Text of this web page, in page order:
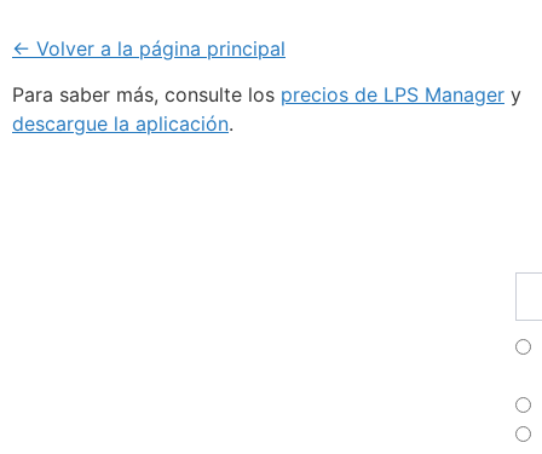
← Volver a la página principal
Para saber más, consulte los precios de LPS Manager y
descargue la aplicación.